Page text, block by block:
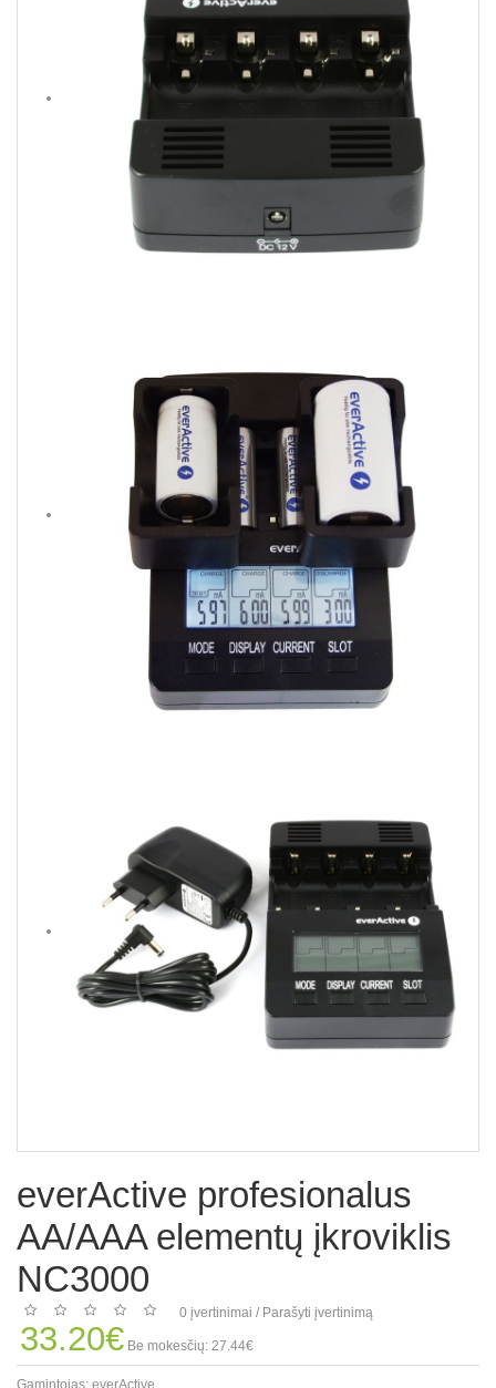
everActive profesionalus
AA/AAA elementų įkroviklis
NC3000
0 įvertinimai / Parašyti įvertinimą
33.20€ Be mokesčių: 27.44€
Gamintojas: everActive